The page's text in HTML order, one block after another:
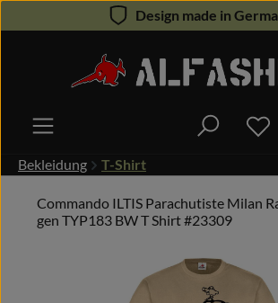
Zum Hauptinhalt springenDesign made in
Bekleidung T-Shirt
Commando ILTIS Parachutiste Milan
gen TYP183 BW T Shirt #23309
Bildergalerie überspringen